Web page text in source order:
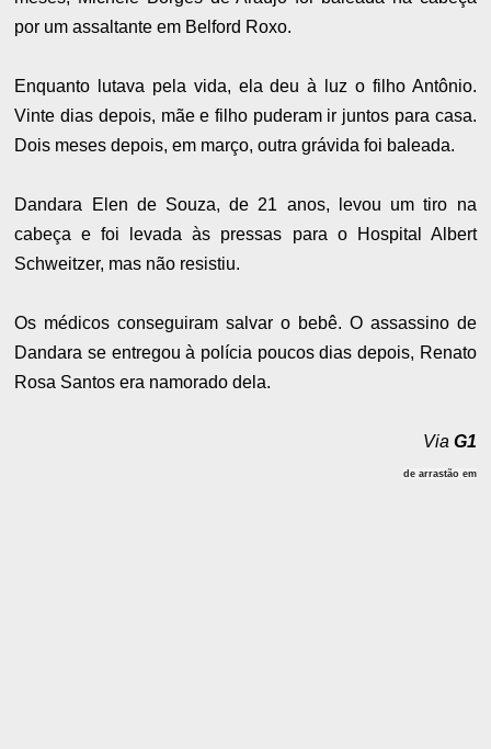
por um assaltante em Belford Roxo.
Enquanto lutava pela vida, ela deu à luz o filho Antônio.
Vinte dias depois, mãe e filho puderam ir juntos para casa.
Dois meses depois, em março, outra grávida foi baleada.
Dandara Elen de Souza, de 21 anos, levou um tiro na
cabeça e foi levada às pressas para o Hospital Albert
Schweitzer, mas não resistiu.
Os médicos conseguiram salvar o bebê. O assassino de
Dandara se entregou à polícia poucos dias depois, Renato
Rosa Santos era namorado dela.
Via G1
de arrastão em